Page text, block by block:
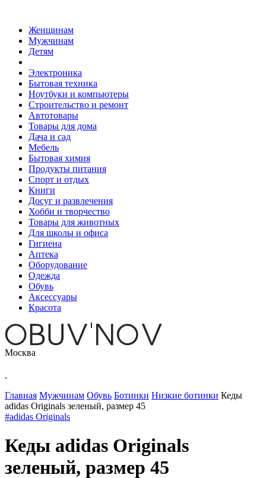
Женщинам
Мужчинам
Детям
Электроника
Бытовая техника
Ноутбуки и компьютеры
Строительство и ремонт
Автотовары
Товары для дома
Дача и сад
Мебель
Бытовая химия
Продукты питания
Спорт и отдых
Книги
Досуг и развлечения
Хобби и творчество
Товары для животных
Для школы и офиса
Гигиена
Аптека
Оборудование
Одежда
Обувь
Аксессуары
Красота
Москва
Главная Мужчинам Обувь Ботинки Низкие ботинки Кеды
adidas Originals зеленый, размер 45
#adidas Originals
Кеды adidas Originals
зеленый, размер 45